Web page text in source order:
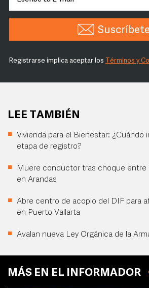
Suscríbete
Registrarse implica aceptar los Términos y
LEE TAMBIÉN
Vivienda para el Bienestar: ¿Cuándo
etapa de registro?
Muere conductor tras choque entre
en Arandas
Abre centro de acopio del DIF para
en Puerto Vallarta
Avalan nueva Ley Orgánica de la
MÁS EN EL INFORMADOR